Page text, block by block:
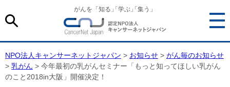
がんを「知る 「学ぶ 「集う」
NPO法人キャンサーネットジャパン > お知らせ > がん毎のお知らせ
> 乳がん > 今年最初の乳がんセミナー「もっと知ってほしい乳がん
のこと2018in大阪」開催決定！